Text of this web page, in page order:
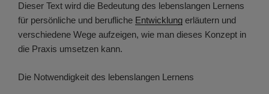
Dieser Text wird die Bedeutung des lebenslangen Lernens
für persönliche und berufliche Entwicklung erläutern und
verschiedene Wege aufzeigen, wie man dieses Konzept in
die Praxis umsetzen kann.
Die Notwendigkeit des lebenslangen Lernens